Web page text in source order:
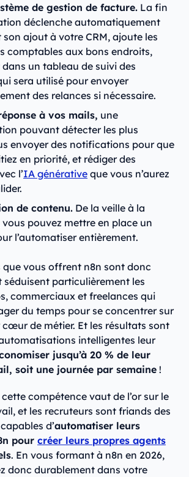
de gestion de facture. La fin
déclenche automatiquement
son ajout à votre CRM, ajoute les
comptables aux bons endroits,
un tableau de suivi des
sera utilisé pour envoyer
des relances si nécessaire.
à vos mails, une
pouvant détecter les plus
envoyer des notifications pour que
en priorité, et rédiger des
l’IA générative que vous n’aurez
de contenu. De la veille à la
pouvez mettre en place un
l’automatiser entièrement.
que vous offrent n8n sont donc
séduisent particulièrement les
commerciaux et freelances qui
du temps pour se concentrer sur
cœur de métier. Et les résultats sont
intelligentes leur
jusqu’à 20 % de leur
soit une journée par semaine !
compétence vaut de l’or sur le
et les recruteurs sont friands des
d’automatiser leurs
pour créer leurs propres agents
. En vous formant à n8n en 2026,
donc durablement dans votre